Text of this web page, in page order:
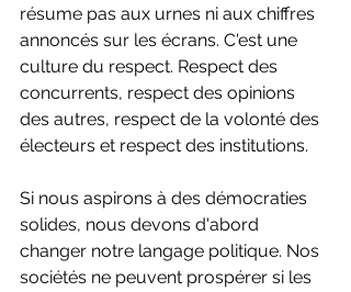
résume pas aux urnes ni aux chiffres
annoncés sur les écrans. C'est une
culture du respect. Respect des
concurrents, respect des opinions
des autres, respect de la volonté des
électeurs et respect des institutions.
Si nous aspirons à des démocraties
solides, nous devons d'abord
changer notre langage politique. Nos
sociétés ne peuvent prospérer si les